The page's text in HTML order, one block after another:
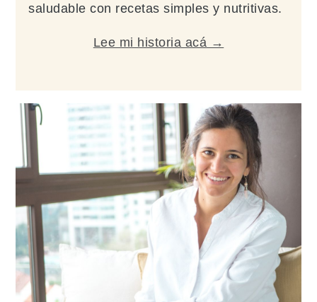
saludable con recetas simples y nutritivas.
Lee mi historia acá →